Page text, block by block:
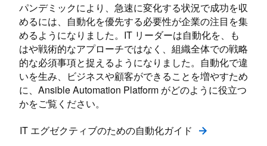
パンデミックにより、急速に変化する状況で成功を収
めるには、自動化を優先する必要性が企業の注目を集
めるようになりました。IT リーダーは自動化を、も
はや戦術的なアプローチではなく、組織全体での戦略
的な必須事項と捉えるようになりました。自動化で違
いを生み、ビジネスや顧客ができることを増やすため
に、Ansible Automation Platform がどのように役立つ
かをご覧ください。
IT エグゼクティブのための自動化ガイド